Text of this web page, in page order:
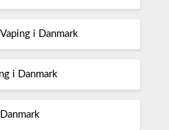
i Danmark
i Danmark